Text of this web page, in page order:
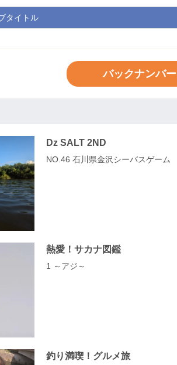
タイトル
バックナンバー
Dz SALT 2ND
NO.46 石川県金沢シーバスゲーム
熱愛！サカナ図鑑
1 ～アジ～
釣り満喫！グルメ旅